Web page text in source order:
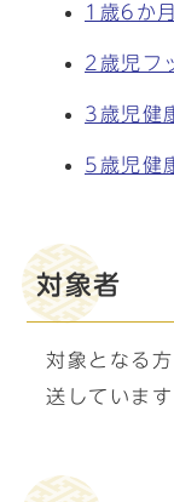
1歳6か
2歳児フ
3歳児健
5歳児健
対象者
対象となる
送しています